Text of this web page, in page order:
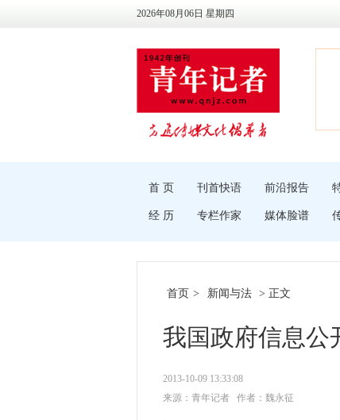
2026年08月06日 星期四
首 页 刊首快语 前沿报告
经 历 专栏作家 媒体脸谱
首页 > 新闻与法 > 正文
我国政府信息公
2013-10-09 13:33:08
来源：青年记者
作者：魏永征